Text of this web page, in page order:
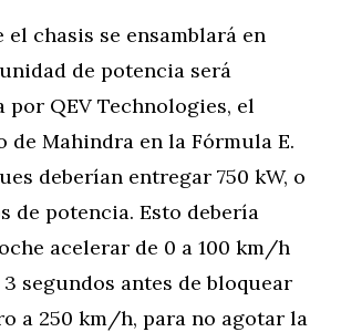
el chasis se ensamblará en
de potencia será
por QEV Technologies, el
de Mahindra en la Fórmula E.
deberían entregar 750 kW, o
de potencia. Esto debería
acelerar de 0 a 100 km/h
3 segundos antes de bloquear
a 250 km/h, para no agotar la